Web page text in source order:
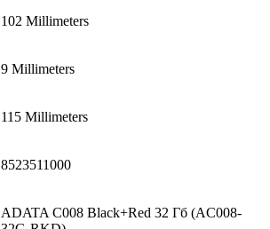
102 Millimeters
9 Millimeters
115 Millimeters
8523511000
ADATA C008 Black+Red 32 Гб (AC008-